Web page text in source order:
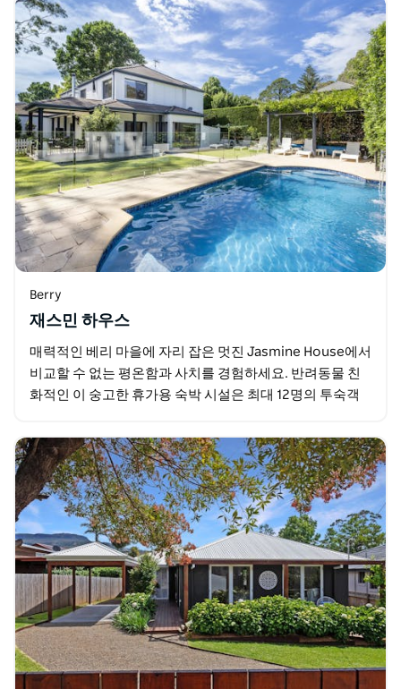
Berry
재스민 하우스
매력적인 베리 마을에 자리 잡은 멋진 Jasmine House에서
비교할 수 없는 평온함과 사치를 경험하세요. 반려동물 친
화적인 이 숭고한 휴가용 숙박 시설은 최대 12명의 투숙객